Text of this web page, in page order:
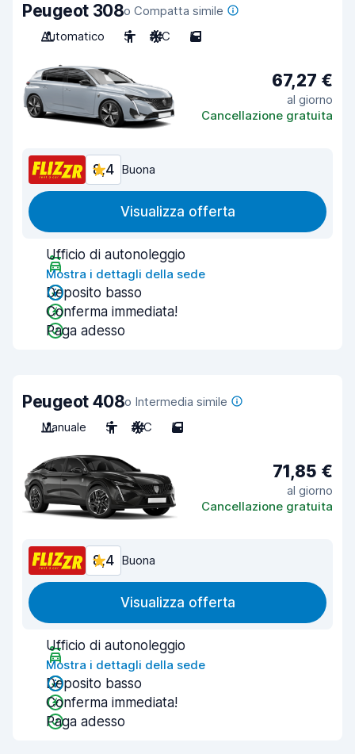
Peugeot 308o Compatta simile
Automatico
5 A/C 5
67,27 €
al giorno
Cancellazione gratuita
8,4 Buona
Visualizza offerta
Ufficio di autonoleggio
Mostra i dettagli della sede
Deposito basso
Conferma immediata!
Paga adesso
Peugeot 408o Intermedia simile
Manuale
5 A/C 5
71,85 €
al giorno
Cancellazione gratuita
8,4 Buona
Visualizza offerta
Ufficio di autonoleggio
Mostra i dettagli della sede
Deposito basso
Conferma immediata!
Paga adesso